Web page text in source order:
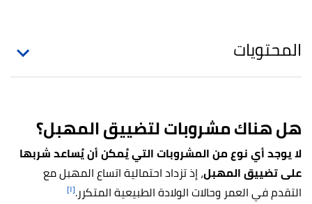
المحتويات
هل هناك مشروبات لتضييق المهبل؟
لا يوجد أي نوع من المشروبات التي يُمكن أن يُساعد شربها
على تضييق المهبل، إذ تزداد احتمالية اتساع المهبل مع
التقدم في العمر وحالات الولادة الطبيعية المتكرر.[١]